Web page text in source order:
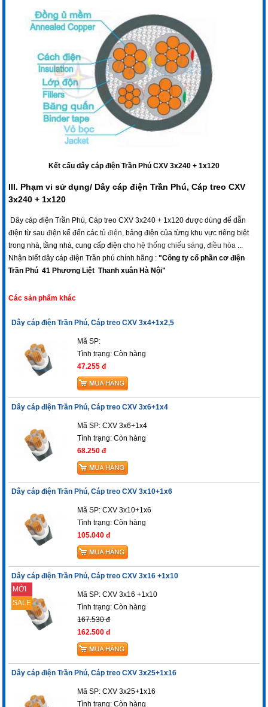
Kết cấu dây cáp điện Trần Phú CXV 3x240 + 1x120
III. Phạm vi sử dụng/ Dây cáp điện Trần Phú, Cáp treo CXV
3x240 + 1x120
Dây cáp điện Trần Phú, Cáp treo CXV 3x240 + 1x120 được dùng để dẫn
điện từ sau điện kế đến cáctủ điện, bảng điện của từng khu vực riêng biệt
trong nhà, tầng nhà, cung cấp điện cho hệ thống chiếu sáng,điều hòa ...
Nhận biết dây cáp điện Trần phú chính hãng :"Công ty cổ phần cơ điện
Trần Phú 41 Phương Liệt Thanh xuân Hà Nội"
Các sản phẩm khác
Dây cáp điện Trần Phú, Cáp treo CXV 3x4+1x2,5
Mã SP:
Tình trạng:Còn hàng
47.255 đ
Dây cáp điện Trần Phú, Cáp treo CXV 3x6+1x4
Mã SP: CXV 3x6+1x4
Tình trạng:Còn hàng
68.250 đ
Dây cáp điện Trần Phú, Cáp treo CXV 3x10+1x6
Mã SP: CXV 3x10+1x6
Tình trạng:Còn hàng
105.040 đ
Dây cáp điện Trần Phú, Cáp treo CXV 3x16 +1x10
MỚI
SALE
Mã SP: CXV 3x16 +1x10
Tình trạng:Còn hàng
167.530 đ
162.500 đ
Dây cáp điện Trần Phú, Cáp treo CXV 3x25+1x16
Mã SP: CXV 3x25+1x16
Tình trạng:Còn hàng